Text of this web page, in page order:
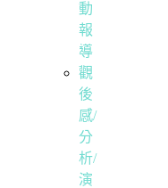
動
報
導
觀
後
感/
分
析/
演